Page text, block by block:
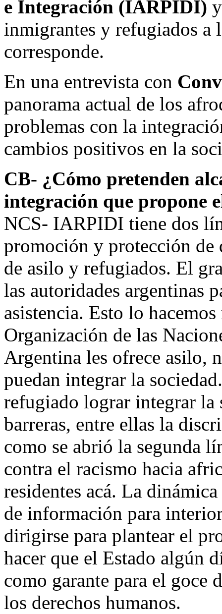
e Integración (IARPIDI)
inmigrantes y refugiados a
corresponde.
En una entrevista con
panorama actual de los
problemas con la
cambios positivos en la
CB- ¿Cómo pretenden
integración que propone
NCS- IARPIDI tiene dos
promoción y protección de
de asilo y refugiados. El
las autoridades argentinas
asistencia. Esto lo
Organización de las
Argentina les ofrece asilo,
puedan integrar la
refugiado lograr integrar la
barreras, entre ellas la
como se abrió la segunda
contra el racismo hacia
residentes acá. La
de información para
dirigirse para plantear el
hacer que el Estado algún
como garante para el goce
los derechos humanos.